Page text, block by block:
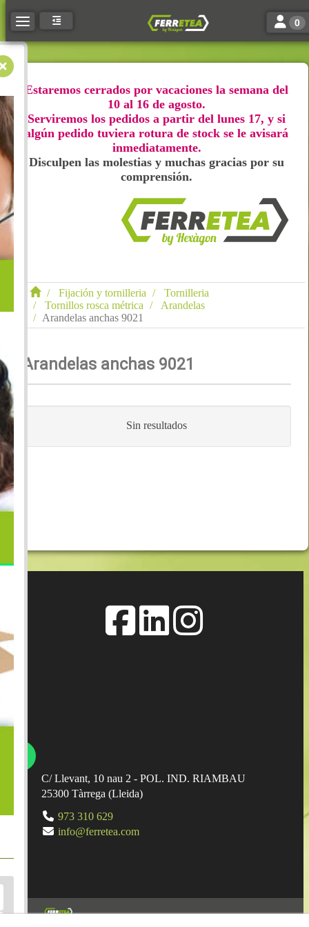
Toggle navigation Toggle
0
Estaremos cerrados por vacaciones la semana del
10 al 16 de agosto.
Serviremos los pedidos a partir del lunes 17, y si
algún pedido tuviera rotura de stock se le avisará
inmediatamente.
Disculpen las molestias y muchas gracias por su
comprensión.
Fijación y tornilleria
Tornilleria
Tornillos rosca métrica
Arandelas
Arandelas anchas 9021
Arandelas anchas 9021
Sin resultados
C/ Llevant, 10 nau 2 - POL. IND. RIAMBAU
25300 Tàrrega (Lleida)
973 310 629
info@ferretea.com